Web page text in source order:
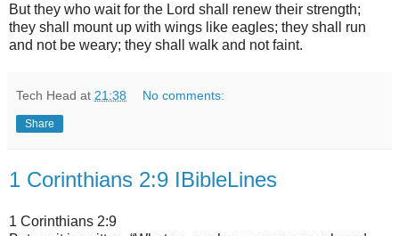
But they who wait for the Lord shall renew their strength;
they shall mount up with wings like eagles; they shall run
and not be weary; they shall walk and not faint.
Tech Head at 21:38 No comments:
Share
1 Corinthians 2:9 IBibleLines
1 Corinthians 2:9